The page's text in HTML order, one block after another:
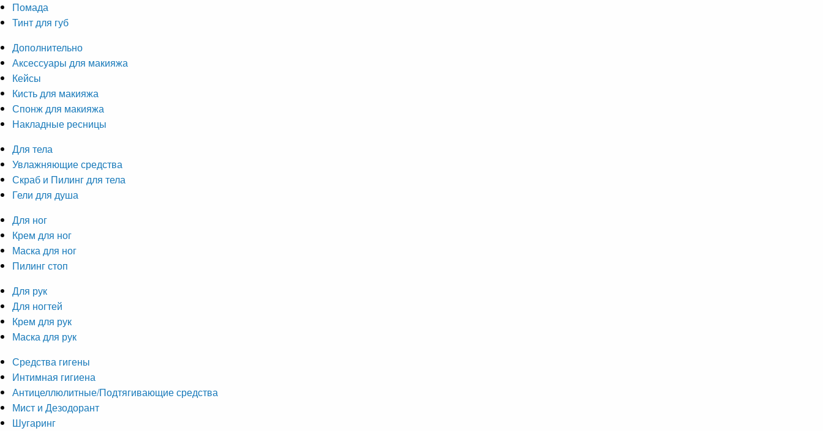
Помада
Тинт для губ
Дополнительно
Аксессуары для макияжа
Кейсы
Кисть для макияжа
Спонж для макияжа
Накладные ресницы
Для тела
Увлажняющие средства
Скраб и Пилинг для тела
Гели для душа
Для ног
Крем для ног
Маска для ног
Пилинг стоп
Для рук
Для ногтей
Крем для рук
Маска для рук
Средства гигены
Интимная гигиена
Антицеллюлитные/Подтягивающие средства
Мист и Дезодорант
Шугаринг